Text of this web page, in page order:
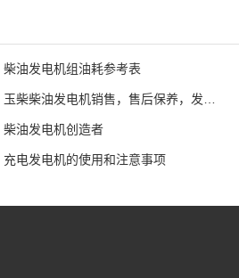
柴油发电机组油耗参考表
柴油发电机创造者
充电发电机的使用和注意事项